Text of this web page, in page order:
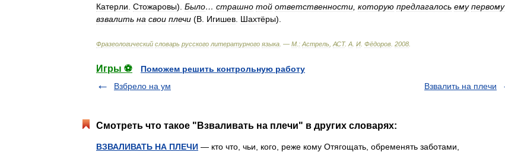
Катерли Стожаровы). Было… страшно той ответственности которую предлагалось ему первому
взвалить на свои плечи (В Игишев Шахтёры).
Фразеологический словарь русского литературного языка . — М : Астрель АСТ. А И Фёдоров 2008
Игры ⚽
Поможем решить контрольную работу
Взбрело на ум
Взвалить на плечи
Смотреть что такое "Взваливать на плечи" в других словарях:
ВЗВАЛИВАТЬ НА ПЛЕЧИ — кто что, чьи, кого, реже кому Отягощать, обременять заботами,